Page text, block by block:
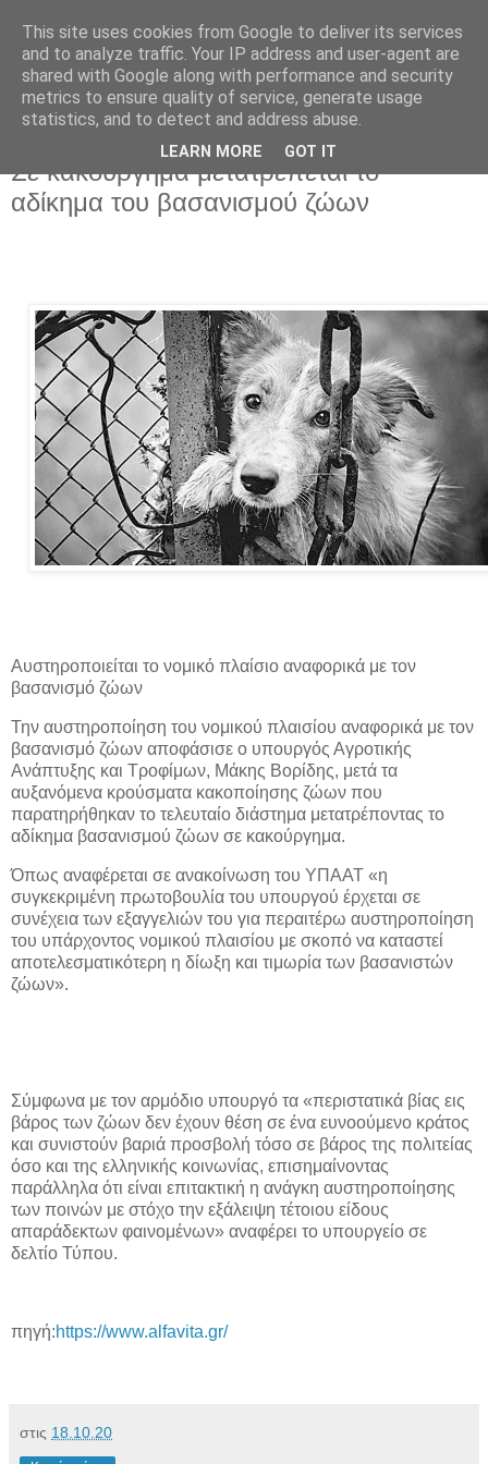
Κυριακή 18 Οκτωβρίου 2020
Σε κακούργημα μετατρέπεται το
αδίκημα του βασανισμού ζώων
Αυστηροποιείται το νομικό πλαίσιο αναφορικά με τον
βασανισμό ζώων
Την αυστηροποίηση του νομικού πλαισίου αναφορικά με τον
βασανισμό ζώων αποφάσισε ο υπουργός Αγροτικής
Ανάπτυξης και Τροφίμων, Μάκης Βορίδης, μετά τα
αυξανόμενα κρούσματα κακοποίησης ζώων που
παρατηρήθηκαν το τελευταίο διάστημα μετατρέποντας το
αδίκημα βασανισμού ζώων σε κακούργημα.
Όπως αναφέρεται σε ανακοίνωση του ΥΠΑΑΤ «η
συγκεκριμένη πρωτοβουλία του υπουργού έρχεται σε
συνέχεια των εξαγγελιών του για περαιτέρω αυστηροποίηση
του υπάρχοντος νομικού πλαισίου με σκοπό να καταστεί
αποτελεσματικότερη η δίωξη και τιμωρία των βασανιστών
ζώων».
Σύμφωνα με τον αρμόδιο υπουργό τα «περιστατικά βίας εις
βάρος των ζώων δεν έχουν θέση σε ένα ευνοούμενο κράτος
και συνιστούν βαριά προσβολή τόσο σε βάρος της πολιτείας
όσο και της ελληνικής κοινωνίας, επισημαίνοντας
παράλληλα ότι είναι επιτακτική η ανάγκη αυστηροποίησης
των ποινών με στόχο την εξάλειψη τέτοιου είδους
απαράδεκτων φαινομένων» αναφέρει το υπουργείο σε
δελτίο Τύπου.
πηγή:https://www.alfavita.gr/
στις 18.10.20
This site uses cookies from Google to deliver its services
and to analyze traffic. Your IP address and user-agent are
shared with Google along with performance and security
metrics to ensure quality of service, generate usage
statistics, and to detect and address abuse.
LEARN MORE GOT IT